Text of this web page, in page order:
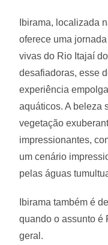
Ibirama, localizada
oferece uma
vivas do Rio Itajaí
desafiadoras, esse
experiência
aquáticos. A beleza
vegetação
impressionantes,
um cenário
pelas águas
Ibirama também é
quando o assunto é
geral.